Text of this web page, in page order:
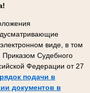
виде, в том
Приказом Судебного
Федерации от 27
подачи в
документов в